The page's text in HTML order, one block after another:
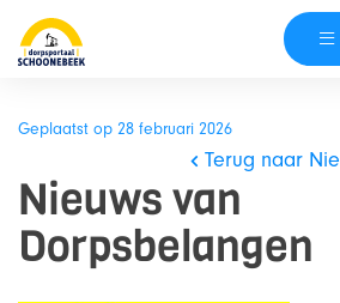
naarGeplaatst op 28 februari 2026
Terug naar
Nieuws van
Dorpsbelangen